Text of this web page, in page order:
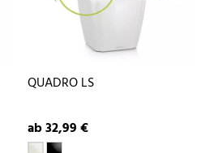
QUADRO LS
ab 32,99 €